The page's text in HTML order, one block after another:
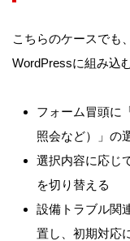
こちらのケースでも
WordPressに組み込
フォーム冒頭に
照会など）」の
選択内容に応じ
を切り替える
設備トラブル関
置し、初期対応